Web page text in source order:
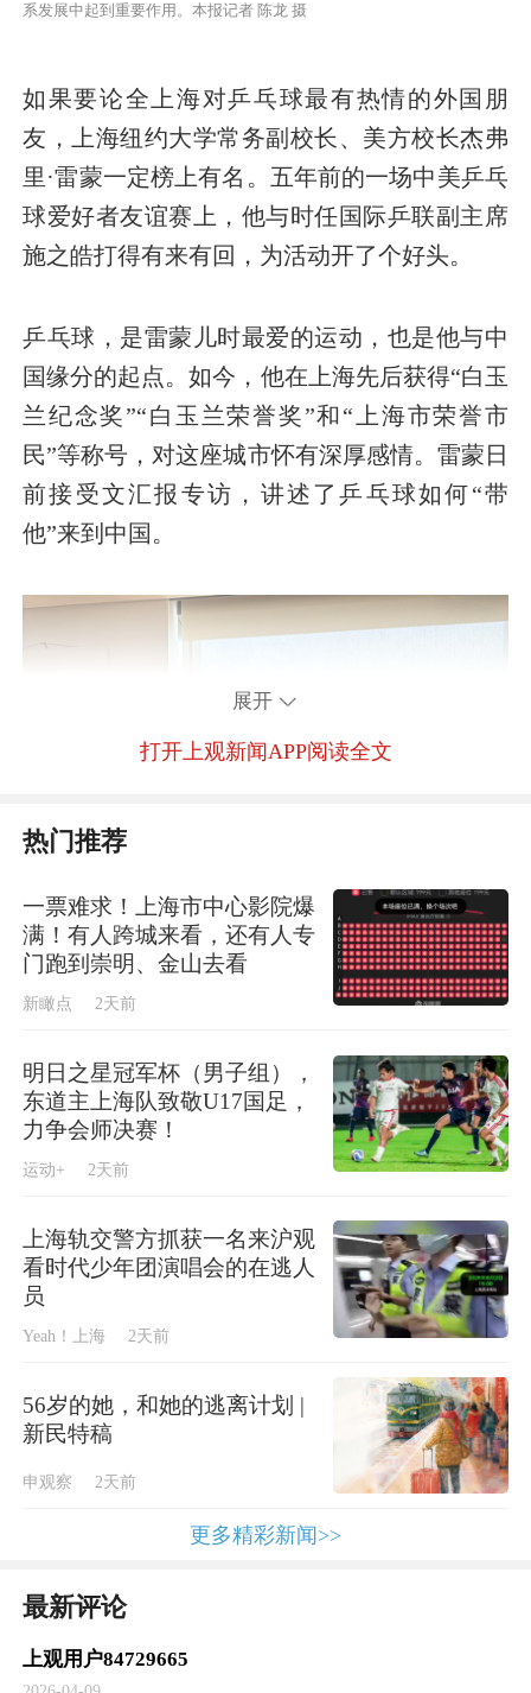
系发展中起到重要作用。本报记者 陈龙 摄
如果要论全上海对乒乓球最有热情的外国朋
友，上海纽约大学常务副校长、美方校长杰弗
里·雷蒙一定榜上有名。五年前的一场中美乒乓
球爱好者友谊赛上，他与时任国际乒联副主席
施之皓打得有来有回，为活动开了个好头。
乒乓球，是雷蒙儿时最爱的运动，也是他与中
国缘分的起点。如今，他在上海先后获得“白玉
兰纪念奖”“白玉兰荣誉奖”和“上海市荣誉市
民”等称号，对这座城市怀有深厚感情。雷蒙日
前接受文汇报专访，讲述了乒乓球如何“带
他”来到中国。
1972年2月，时任美国总统尼克松访华，正式
乓球代表团应邀回访美国，并在白宫受到尼克
展开
打开上观新闻APP阅读全文
热门推荐
一票难求！上海市中心影院爆
满！有人跨城来看，还有人专
门跑到崇明、金山去看
新瞰点 2天前
明日之星冠军杯（男子组），
东道主上海队致敬U17国足，
力争会师决赛！
运动+ 2天前
上海轨交警方抓获一名来沪观
看时代少年团演唱会的在逃人
员
Yeah！上海 2天前
56岁的她，和她的逃离计划 |
新民特稿
申观察 2天前
更多精彩新闻>>
最新评论
上观用户84729665